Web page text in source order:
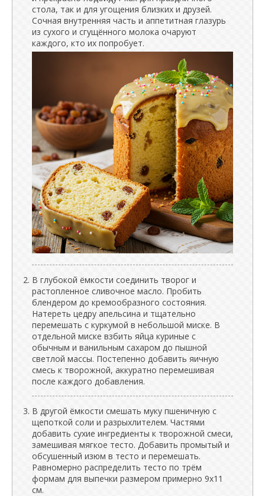
стола, так и для угощения близких и друзей.
Сочная внутренняя часть и аппетитная глазурь
из сухого и сгущённого молока очаруют
каждого, кто их попробует.
В глубокой ёмкости соединить творог и
растопленное сливочное масло. Пробить
блендером до кремообразного состояния.
Натереть цедру апельсина и тщательно
перемешать с куркумой в небольшой миске. В
отдельной миске взбить яйца куриные с
обычным и ванильным сахаром до пышной
светлой массы. Постепенно добавить яичную
смесь к творожной, аккуратно перемешивая
после каждого добавления.
В другой ёмкости смешать муку пшеничную с
щепоткой соли и разрыхлителем. Частями
добавить сухие ингредиенты к творожной смеси,
замешивая мягкое тесто. Добавить промытый и
обсушенный изюм в тесто и перемешать.
Равномерно распределить тесто по трём
формам для выпечки размером примерно 9х11
см.